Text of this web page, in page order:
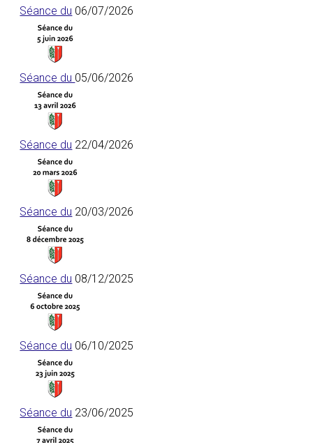
Séance du 06/07/2026
Séance du 05/06/2026
Séance du 22/04/2026
Séance du 20/03/2026
Séance du 08/12/2025
Séance du 06/10/2025
Séance du 23/06/2025